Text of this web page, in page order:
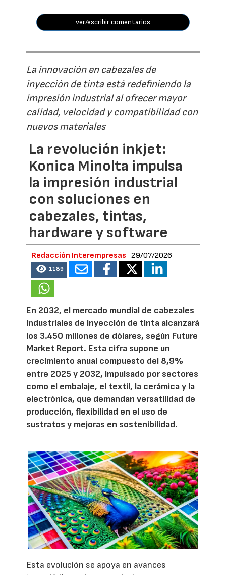
ver/escribir comentarios
La innovación en cabezales de
inyección de tinta está redefiniendo la
impresión industrial al ofrecer mayor
calidad, velocidad y compatibilidad con
nuevos materiales
La revolución inkjet:
Konica Minolta impulsa
la impresión industrial
con soluciones en
cabezales, tintas,
hardware y software
Redacción Interempresas 29/07/2026
1189
En 2032, el mercado mundial de cabezales
industriales de inyección de tinta alcanzará
los 3.450 millones de dólares, según Future
Market Report. Esta cifra supone un
crecimiento anual compuesto del 8,9%
entre 2025 y 2032, impulsado por sectores
como el embalaje, el textil, la cerámica y la
electrónica, que demandan versatilidad de
producción, flexibilidad en el uso de
sustratos y mejoras en sostenibilidad.
Esta evolución se apoya en avances